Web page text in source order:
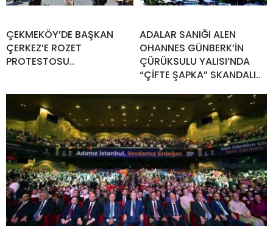
ÇEKMEKÖY’DE BAŞKAN
ÇERKEZ’E ROZET
PROTESTOSU..
ADALAR SANIĞI ALEN
OHANNES GÜNBERK’İN
ÇÜRÜKSULU YALISI’NDA
“ÇİFTE ŞAPKA” SKANDALI..